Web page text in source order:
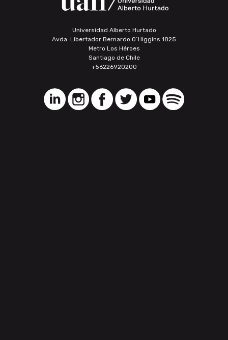
Universidad Alberto Hurtado
Avda. Libertador Bernardo O´Higgins 1825
Metro Los Héroes
Santiago de Chile
+56226920200